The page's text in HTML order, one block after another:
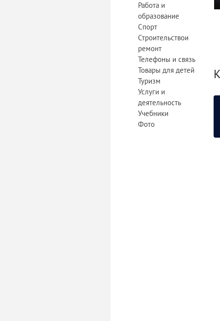
Работа и
образование
Спорт
Строительствои
ремонт
Телефоны и связь
Товары для детей
Туризм
Услуги и
деятельность
Учебники
Фото